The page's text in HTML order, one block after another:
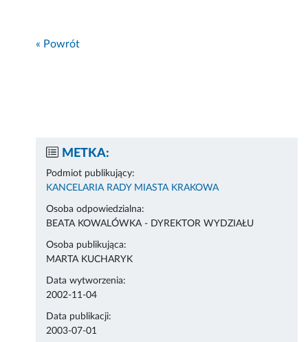
« Powrót
METKA:
Podmiot publikujący:
KANCELARIA RADY MIASTA KRAKOWA
Osoba odpowiedzialna:
BEATA KOWALÓWKA - DYREKTOR WYDZIAŁU
Osoba publikująca:
MARTA KUCHARYK
Data wytworzenia:
2002-11-04
Data publikacji:
2003-07-01